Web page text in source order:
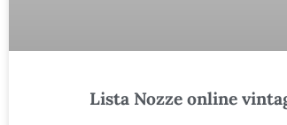
Lista Nozze online